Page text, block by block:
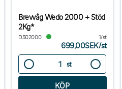
Brevvåg Wedo 2000 + Stöd
2Kg*
D502000 1/st
699,00SEK/st
st